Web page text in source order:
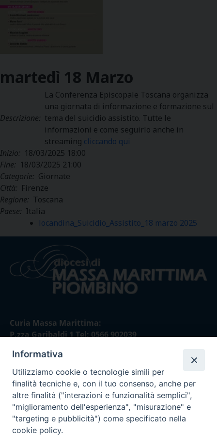
martedì 18 Marzo
Descrizione:
La Conferenza Episcopale Toscana organizza
una giornata di informazione e formazione sul
tema del suicidio assistito. Tutte le
informazioni e come seguirlo anche in
streaming cliccando qui
Inizio: 18/03/2025 18:00
Fine: 18/03/2025 21:00
Categorie: Giornate
Città: Firenze
Regione: Toscana
Paese: Italia
locandina_Suicidio_Assistito_18 marzo 2025
Curia Massa Marittima:
P.zza Garibaldi 1 Tel: 0566 902039
Curia Piombino:
Via Don Minzoni,58/A Tel e Fax: 0565 32036
E-mail:
curia@diocesimassamarittima.it
Informativa
Utilizziamo cookie o tecnologie simili per
finalità tecniche e, con il tuo consenso, anche per
altre finalità ("interazioni e funzionalità semplici",
"miglioramento dell'esperienza", "misurazione" e
"targeting e pubblicità") come specificato nella
cookie policy.